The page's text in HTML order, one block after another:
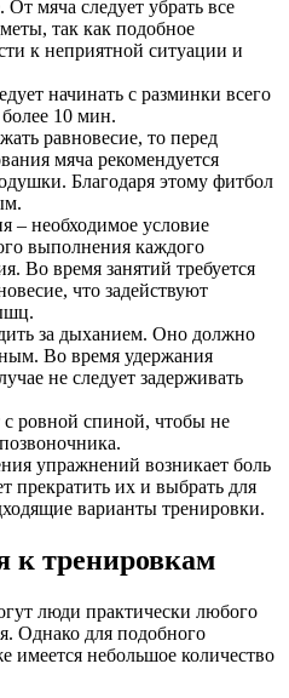
мяча следует убрать все
так как подобное
к неприятной ситуации и
начинать с разминки всего
более 10 мин.
равновесие, то перед
мяча рекомендуется
Благодаря этому фитбол
– необходимое условие
выполнения каждого
Во время занятий требуется
что задействуют
за дыханием. Оно должно
Во время удержания
не следует задерживать
с ровной спиной, чтобы не
упражнений возникает боль
прекратить их и выбрать для
варианты тренировки.
к тренировкам
люди практически любого
Однако для подобного
имеется небольшое количество